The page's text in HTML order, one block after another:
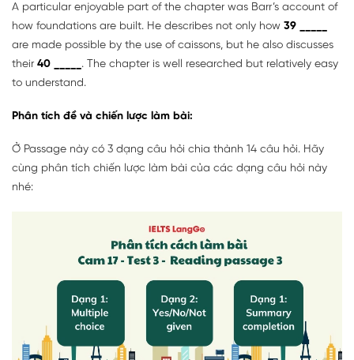
A particular enjoyable part of the chapter was Barr’s account of
how foundations are built. He describes not only how 39 _____
are made possible by the use of caissons, but he also discusses
their 40 _____ . The chapter is well researched but relatively easy
to understand.
Phân tích đề và chiến lược làm bài:
Ở Passage này có 3 dạng câu hỏi chia thành 14 câu hỏi. Hãy
cùng phân tích chiến lược làm bài của các dạng câu hỏi này
nhé: